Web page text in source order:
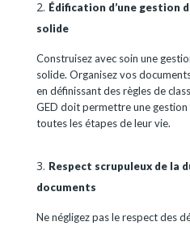
Édification d’une gestion
solide
Construisez avec soin une
solide. Organisez vos
en définissant des règles de
GED doit permettre une
toutes les étapes de leur vie.
Respect scrupuleux de la
documents
Ne négligez pas le respect des